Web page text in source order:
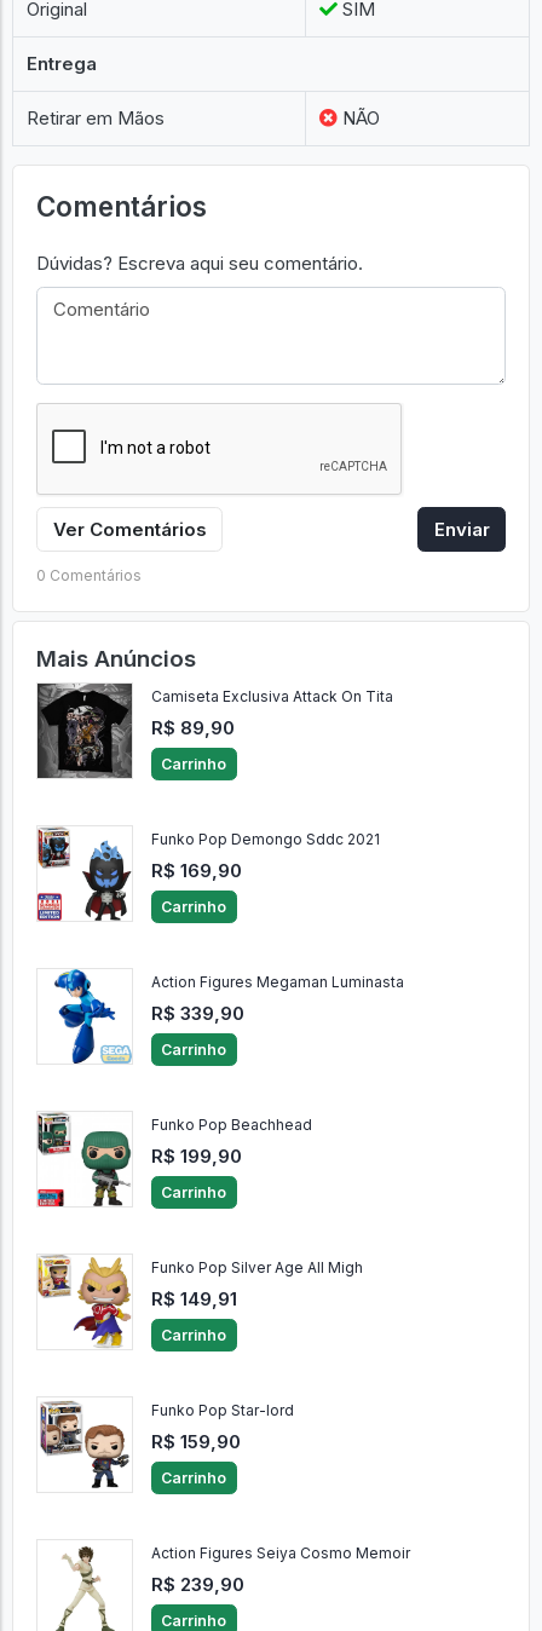
Original SIM
Entrega
Retirar em Mãos NÃO
Comentários
Dúvidas? Escreva aqui seu comentário.
Ver Comentários Enviar
0 Comentários
Mais Anúncios
Camiseta Exclusiva Attack On Tita
R$ 89,90
Carrinho
Funko Pop Demongo Sddc 2021
R$ 169,90
Carrinho
Action Figures Megaman Luminasta
R$ 339,90
Carrinho
Funko Pop Beachhead
R$ 199,90
Carrinho
Funko Pop Silver Age All Migh
R$ 149,91
Carrinho
Funko Pop Star-lord
R$ 159,90
Carrinho
Action Figures Seiya Cosmo Memoir
R$ 239,90
Carrinho